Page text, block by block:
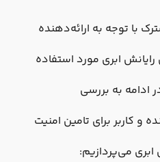
با توجه به ارائه‌دهنده
ابری مورد استفاده
ادامه به بررسی
و کاربر برای تامین امنیت
می‌پردازیم: